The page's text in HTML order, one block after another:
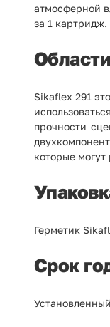
атмосферной
за 1 картридж.
Sikaflex 291
прочности
которые
Герметик
Срок